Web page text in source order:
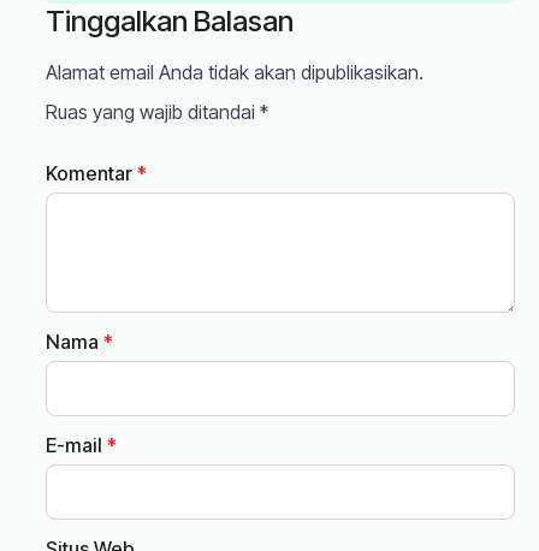
Tinggalkan Balasan
Alamat email Anda tidak akan dipublikasikan.
Ruas yang wajib ditandai *
Komentar *
Nama *
E-mail *